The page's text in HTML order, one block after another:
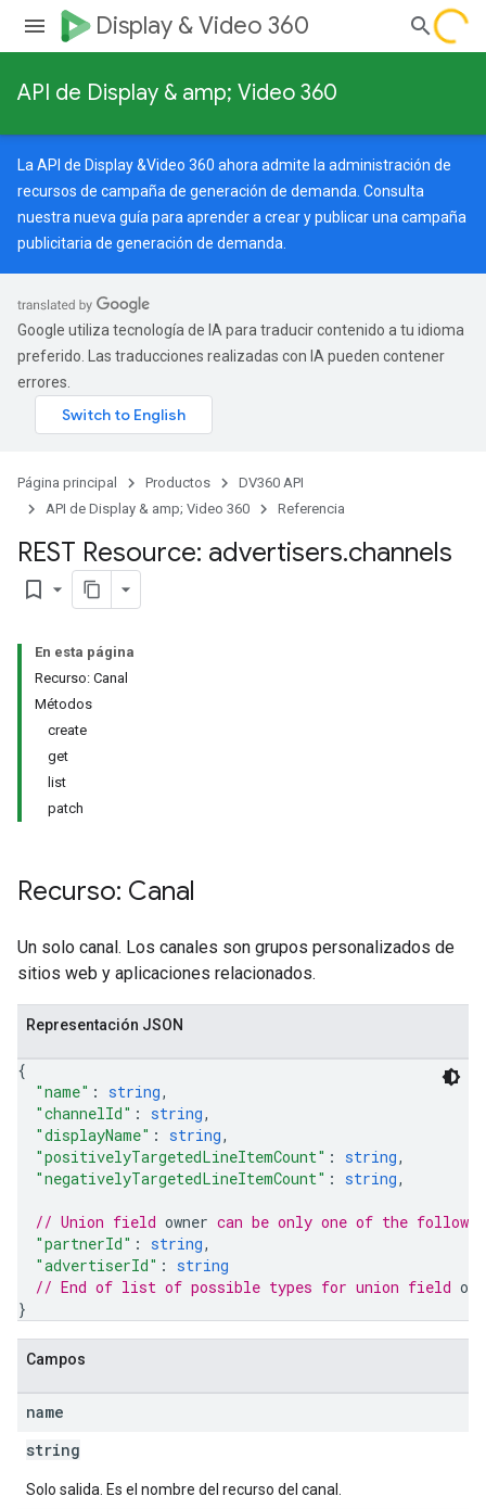
Display & Video 360
API de Display & amp; Video 360
La API de Display &Video 360 ahora admite la administración de
recursos de campaña de generación de demanda. Consulta
nuestra nueva guía para aprender a crear y publicar una campaña
publicitaria de generación de demanda.
Google utiliza tecnología de IA para traducir contenido a tu idioma
preferido. Las traducciones realizadas con IA pueden contener
errores.
Página principal Productos
DV360 API
API de Display & amp; Video 360
Referencia
REST Resource: advertisers.channels
bookmark_border
En esta página
Recurso: Canal
Métodos
create
get
list
patch
Recurso: Canal
Un solo canal. Los canales son grupos personalizados de
sitios web y aplicaciones relacionados.
Representación JSON
{
"name" : string,
"channelId" : string,
"displayName" : string,
"positivelyTargetedLineItemCount" : string,
"negativelyTargetedLineItemCount" : string,
// Union field owner can be only one of the
"partnerId" : string,
"advertiserId" : string
// End of list of possible types for union field
}
Campos
name
string
Solo salida. Es el nombre del recurso del canal.